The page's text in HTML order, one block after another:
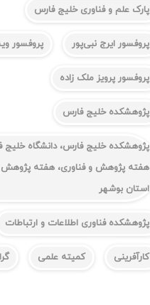
پارک علم و فناوری خلیج فارس
پروفسور ایرج نبی‌پور پروفسور
پروفسور پرویز ملک زاده
پژوهشکده خلیج فارس
پژوهشکده خلیج فارس، دانشگاه خلیج
هفته پژوهش و فناوری، هفته پژوهش
استان بوشهر
پژوهشکده فناوری اطلاعات و ارتباطات
کارآفرینی کمیته علمی